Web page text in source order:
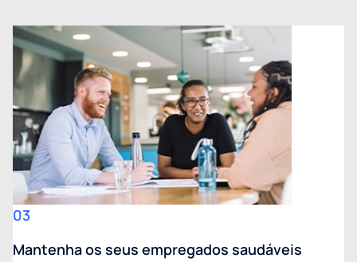
03
Mantenha os seus empregados saudáveis